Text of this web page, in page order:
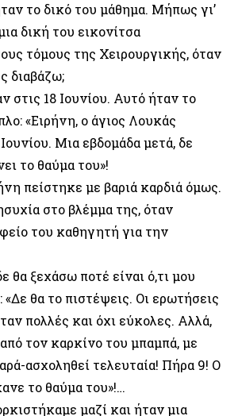
το δικό του μάθημα. Μήπως γι’
δική του εικονίτσα
τόμους της Χειρουργικής, όταν
διαβάζω;
στις 18 Ιουνίου. Αυτό ήταν το
«Ειρήνη, ο άγιος Λουκάς
Ιουνίου. Μια εβδομάδα μετά, δε
το θαύμα του»!
πείστηκε με βαριά καρδιά όμως.
στο βλέμμα της, όταν
του καθηγητή για την
θα ξεχάσω ποτέ είναι ό,τι μου
«Δε θα το πιστέψεις. Οι ερωτήσεις
πολλές και όχι εύκολες. Αλλά,
τον καρκίνο του μπαμπά, με
ασχοληθεί τελευταία! Πήρα 9! Ο
το θαύμα του»!…
μαζί και ήταν μια